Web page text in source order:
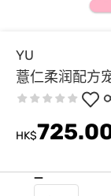
YU
薏仁柔润配方
HK$